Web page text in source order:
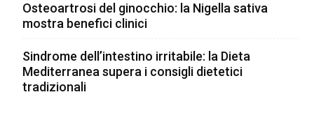
Osteoartrosi del ginocchio: la Nigella sativa
mostra benefici clinici
Sindrome dell’intestino irritabile: la Dieta
Mediterranea supera i consigli dietetici
tradizionali